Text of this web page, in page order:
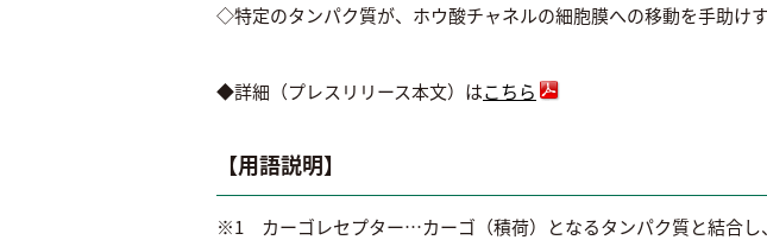
◇特定のタンパク質が、ホウ酸チャネルの細胞膜への移動を手助けす
◆詳細（プレスリリース本文）はこちら
【用語説明】
※1 カーゴレセプター…カーゴ（積荷）となるタンパク質と結合し